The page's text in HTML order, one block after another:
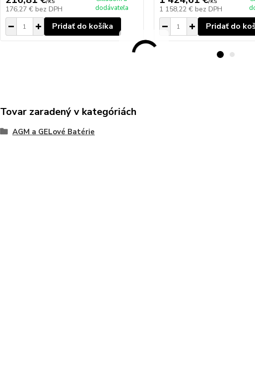
176,27 € bez DPH
dodávateľa
Pridať do košíka
1 158,22 € bez DPH
Pridať do
Tovar zaradený v kategóriách
AGM a GELové Batérie